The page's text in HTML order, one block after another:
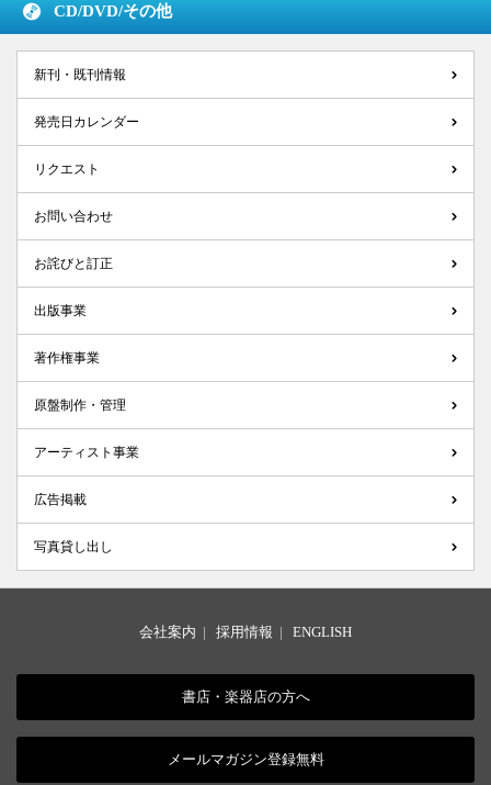
CD/DVD/その他
新刊・既刊情報
発売日カレンダー
リクエスト
お問い合わせ
お詫びと訂正
出版事業
著作権事業
原盤制作・管理
アーティスト事業
広告掲載
写真貸し出し
会社案内 | 採用情報 | ENGLISH
書店・楽器店の方へ
メールマガジン登録無料